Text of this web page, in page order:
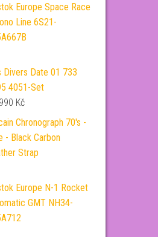
Europe Space Race
Line 6S21-
Divers Date 01 733
4051-Set
Kč
Chronograph 70's -
- Black Carbon
Strap
Europe N-1 Rocket
GMT NH34-